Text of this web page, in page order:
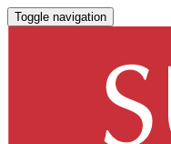
Toggle navigation